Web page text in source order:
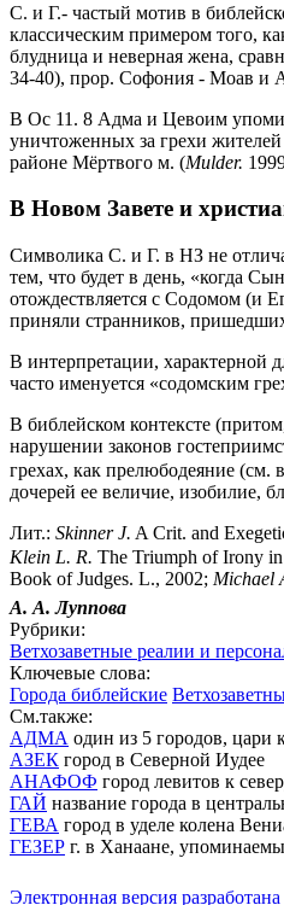
С. и Г.- частый мотив в
классическим примером того,
блудница и неверная жена,
34-40), прор. Софония - Моав и
В Ос 11. 8 Адма и Цевоим
уничтоженных за грехи
районе Мёртвого м. (Mulder.
В Новом Завете и
Символика С. и Г. в НЗ не
тем, что будет в день, «когда
отождествляется с Содомом (и
приняли странников,
В интерпретации, характерной
часто именуется «содомским
В библейском контексте
нарушении законов
грехах, как прелюбодеяние (см.
дочерей ее величие, изобилие,
Лит.: Skinner J. A Crit. and
Klein L. R. The Triumph of Irony
Book of Judges. L., 2002; Michael
А. А. Луппова
Рубрики:
Ветхозаветные реалии и
Ключевые слова:
Города библейские
См.также:
АДМА один из 5 городов, цари
АЗЕК город в Северной Иудее
АНАФОФ город левитов к
ГАЙ название города в
ГЕВА город в уделе колена
ГЕЗЕР г. в Ханаане,
Электронная версия